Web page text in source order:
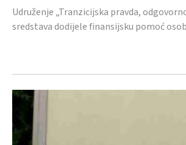
Udruženje „Tranzicijska pravda,
sredstava dodijele finansijsku pomoć